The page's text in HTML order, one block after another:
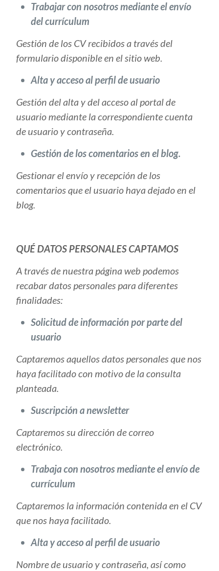
Trabajar con nosotros mediante el envío
del currículum
Gestión de los CV recibidos a través del
formulario disponible en el sitio web.
Alta y acceso al perfil de usuario
Gestión del alta y del acceso al portal de
usuario mediante la correspondiente cuenta
de usuario y contraseña.
Gestión de los comentarios en el blog.
Gestionar el envío y recepción de los
comentarios que el usuario haya dejado en el
blog.
QUÉ DATOS PERSONALES CAPTAMOS
A través de nuestra página web podemos
recabar datos personales para diferentes
finalidades:
Solicitud de información por parte del
usuario
Captaremos aquellos datos personales que nos
haya facilitado con motivo de la consulta
planteada.
Suscripción a newsletter
Captaremos su dirección de correo
electrónico.
Trabaja con nosotros mediante el envío de
currículum
Captaremos la información contenida en el CV
que nos haya facilitado.
Alta y acceso al perfil de usuario
Nombre de usuario y contraseña, así como